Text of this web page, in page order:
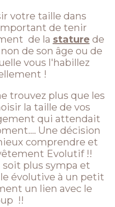
votre taille dans
de tenir
de la stature de
de son âge ou de
vous l'habillez
!
trouvez plus que les
la taille de vos
qui attendait
Une décision
comprendre et
Evolutif !!
soit plus sympa et
évolutive à un petit
un lien avec le
!!